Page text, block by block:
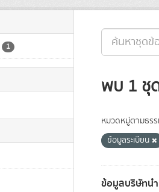
1
พบ 1 ชุ
หมวดหมู่ตามธร
ข้อมูลระเบียน
ข้อมูลบริษัทน